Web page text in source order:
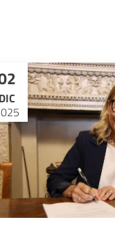
DIC